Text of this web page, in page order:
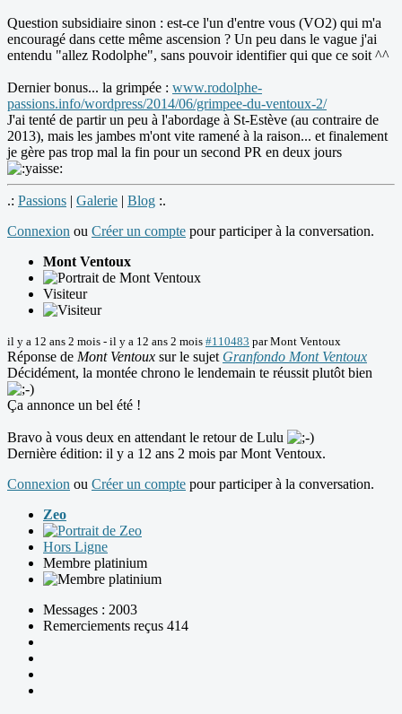
Question subsidiaire sinon : est-ce l'un d'entre vous (VO2) qui m'a
encouragé dans cette même ascension ? Un peu dans le vague j'ai
entendu "allez Rodolphe", sans pouvoir identifier qui que ce soit ^^
Dernier bonus... la grimpée : www.rodolphe-
passions.info/wordpress/2014/06/grimpee-du-ventoux-2/
J'ai tenté de partir un peu à l'abordage à St-Estève (au contraire de
2013), mais les jambes m'ont vite ramené à la raison... et finalement
je gère pas trop mal la fin pour un second PR en deux jours
.: Passions | Galerie | Blog :.
Connexion ou Créer un compte pour participer à la conversation.
Mont Ventoux
Visiteur
il y a 12 ans 2 mois - il y a 12 ans 2 mois #110483 parMont Ventoux
Réponse de Mont Ventoux sur le sujet Granfondo Mont Ventoux
Décidément, la montée chrono le lendemain te réussit plutôt bien
Ça annonce un bel été !
Bravo à vous deux en attendant le retour de Lulu
Dernière édition: il y a 12 ans 2 mois parMont Ventoux.
Connexion ou Créer un compte pour participer à la conversation.
Zeo
Hors Ligne
Membre platinium
Messages : 2003
Remerciements reçus 414